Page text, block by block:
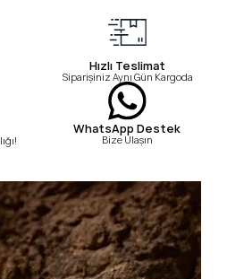
Hızlı Teslimat
Siparişiniz Aynı Gün Kargoda
WhatsApp Destek
Bize Ulaşın